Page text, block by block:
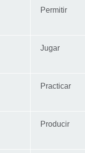
Permitir
Jugar
Practicar
Producir